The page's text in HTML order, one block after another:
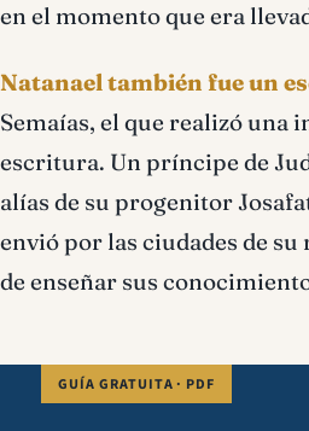
en el momento que era
Natanael también fue un
Semaías, el que realizó una
escritura. Un príncipe de
alías de su progenitor
envió por las ciudades de
de enseñar sus
GUÍA GRATUITA · PDF